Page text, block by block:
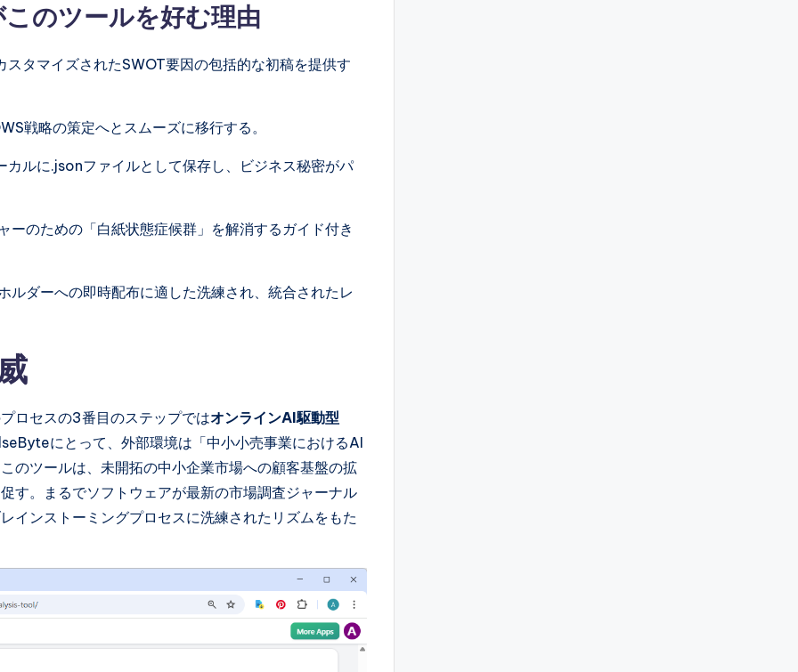
のツールを好む理由
タマイズされたSWOT要因の包括的な初稿を提供す
戦略の策定へとスムーズに移行する。
カルに.jsonファイルとして保存し、ビジネス秘密がパ
ーのための「白紙状態症候群」を解消するガイド付き
ルダーへの即時配布に適した洗練され、統合されたレ
ロセスの3番目のステップではオンラインAI駆動型
にとって、外部環境は「中小小売事業におけるAI
のツールは、未開拓の中小企業市場への顧客基盤の拡
す。まるでソフトウェアが最新の市場調査ジャーナル
インストーミングプロセスに洗練されたリズムをもた